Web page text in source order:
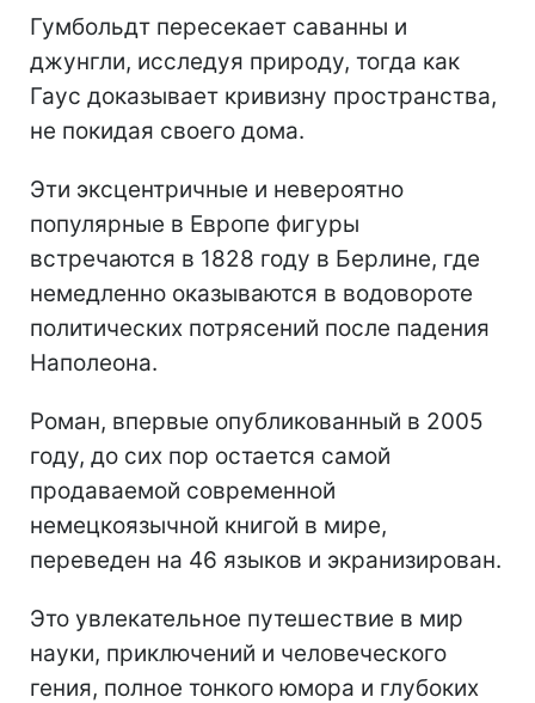
Гумбольдт пересекает саванны и
джунгли, исследуя природу, тогда как
Гаус доказывает кривизну пространства,
не покидая своего дома.
Эти эксцентричные и невероятно
популярные в Европе фигуры
встречаются в 1828 году в Берлине, где
немедленно оказываются в водовороте
политических потрясений после падения
Наполеона.
Роман, впервые опубликованный в 2005
году, до сих пор остается самой
продаваемой современной
немецкоязычной книгой в мире,
переведен на 46 языков и экранизирован.
Это увлекательное путешествие в мир
науки, приключений и человеческого
гения, полное тонкого юмора и глубоких